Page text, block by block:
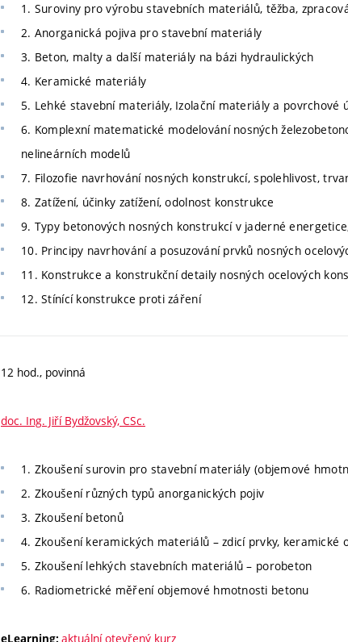
1. Suroviny pro výrobu stavebních materiálů, těžba,
2. Anorganická pojiva pro stavební materiály
3. Beton, malty a další materiály na bázi hydraulických
4. Keramické materiály
5. Lehké stavební materiály, Izolační materiály a povrchové
6. Komplexní matematické modelování nosných
nelineárních modelů
7. Filozofie navrhování nosných konstrukcí, spolehlivost,
8. Zatížení, účinky zatížení, odolnost konstrukce
9. Typy betonových nosných konstrukcí v jaderné
10. Principy navrhování a posuzování prvků nosných
11. Konstrukce a konstrukční detaily nosných ocelových
12. Stínící konstrukce proti záření
12 hod., povinná
doc. Ing. Jiří Bydžovský, CSc.
1. Zkoušení surovin pro stavební materiály (objemové
2. Zkoušení různých typů anorganických pojiv
3. Zkoušení betonů
4. Zkoušení keramických materiálů – zdicí prvky, keramické
5. Zkoušení lehkých stavebních materiálů – porobeton
6. Radiometrické měření objemové hmotnosti betonu
eLearning: aktuální otevřený kurz